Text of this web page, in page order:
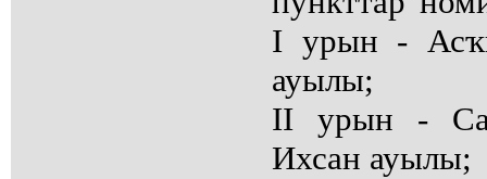
I урын -
ауылы;
II урын -
Ихсан ауылы;